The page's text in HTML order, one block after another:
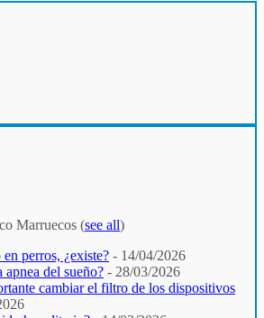
Marruecos (see all)
perros, ¿existe? - 14/04/2026
apnea del sueño? - 28/03/2026
cambiar el filtro de los dispositivos